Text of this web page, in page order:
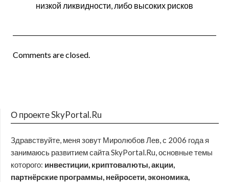
низкой ликвидности, либо высоких рисков
Comments are closed.
О проекте SkyPortal.Ru
Здравствуйте, меня зовут Миролюбов Лев, с 2006 года я
занимаюсь развитием сайта SkyPortal.Ru, основные темы
которого: инвестиции, криптовалюты, акции,
партнёрские программы, нейросети, экономика,